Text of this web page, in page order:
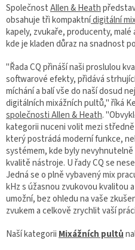
SpolečnostAllen & Heath
obsahuje tři kompaktnídigitální
kapely, zvukaře, producenty, malé
kde je kladen důraz na snadnost
"Řada CQ přináší naši proslulou
softwarové efekty, přidává
míchání a balí vše do naší dosud
digitálních mixážních pultů," říká
společnosti Allen & Heath.
kategorii nuceni volit mezi
který postrádá moderní funkce,
systémem, kde byly
kvalitě nástroje. U řady CQ se
Jedná se o plně vybavený mix
kHz s úžasnou zvukovou kvalitou
umožní, bez ohledu na vaše
zvukem a celkově zrychlit vaší
Naší kategorii Mixážních pultů